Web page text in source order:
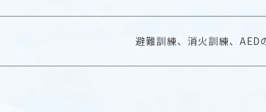
避難訓練、消火訓練、AED